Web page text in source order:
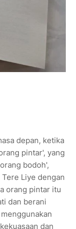
depan, ketika
pintar', yang
bodoh',
Liye dengan
orang pintar itu
dan berani
dan